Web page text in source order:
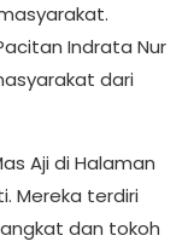
Indrata Nur
dari
Aji di Halaman
Mereka terdiri
dan tokoh